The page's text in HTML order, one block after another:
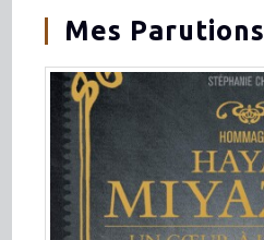
Mes Parutions